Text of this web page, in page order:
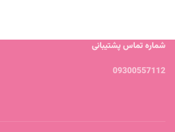
شماره تماس پشتیبانی
09300557112